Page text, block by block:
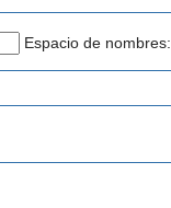
Espacio de nombres: